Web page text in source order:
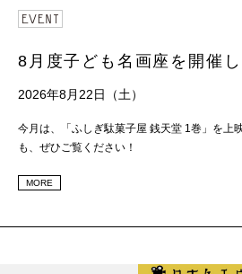
8月度子ども名画座を開催し
2026年8月22日（土）
今月は、「ふしぎ駄菓子屋 銭天堂 1巻」を上
も、ぜひご覧ください！
MORE